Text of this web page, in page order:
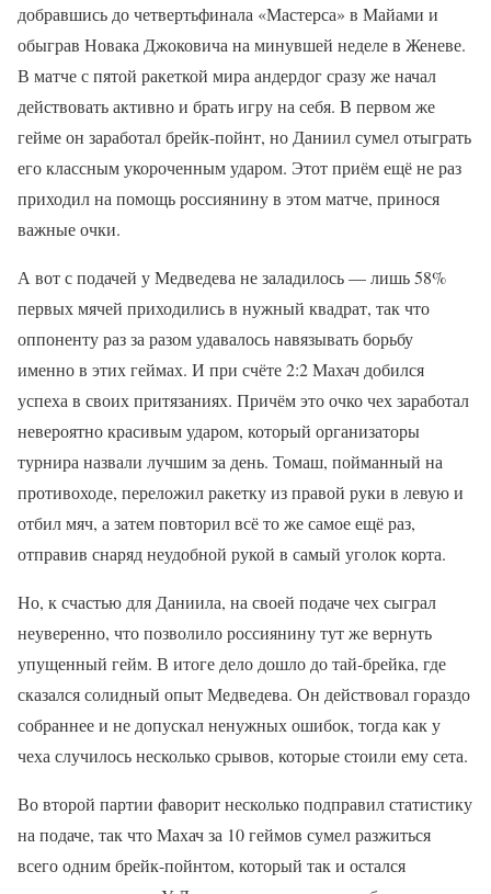
добравшись до четвертьфинала «Мастерса» в Майами и
обыграв Новака Джоковича на минувшей неделе в Женеве.
В матче с пятой ракеткой мира андердог сразу же начал
действовать активно и брать игру на себя. В первом же
гейме он заработал брейк-пойнт, но Даниил сумел отыграть
его классным укороченным ударом. Этот приём ещё не раз
приходил на помощь россиянину в этом матче, принося
важные очки.
А вот с подачей у Медведева не заладилось — лишь 58%
первых мячей приходились в нужный квадрат, так что
оппоненту раз за разом удавалось навязывать борьбу
именно в этих геймах. И при счёте 2:2 Махач добился
успеха в своих притязаниях. Причём это очко чех заработал
невероятно красивым ударом, который организаторы
турнира назвали лучшим за день. Томаш, пойманный на
противоходе, переложил ракетку из правой руки в левую и
отбил мяч, а затем повторил всё то же самое ещё раз,
отправив снаряд неудобной рукой в самый уголок корта.
Но, к счастью для Даниила, на своей подаче чех сыграл
неуверенно, что позволило россиянину тут же вернуть
упущенный гейм. В итоге дело дошло до тай-брейка, где
сказался солидный опыт Медведева. Он действовал гораздо
собраннее и не допускал ненужных ошибок, тогда как у
чеха случилось несколько срывов, которые стоили ему сета.
Во второй партии фаворит несколько подправил статистику
на подаче, так что Махач за 10 геймов сумел разжиться
всего одним брейк-пойнтом, который так и остался